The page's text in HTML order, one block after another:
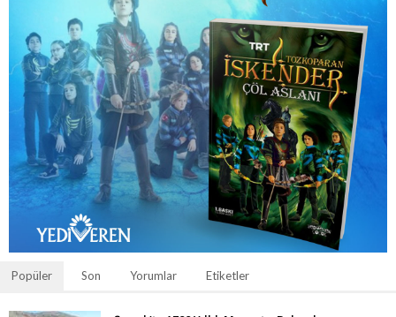
Popüler Son Yorumlar Etiketler